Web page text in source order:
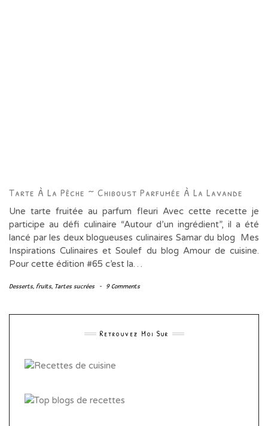
Tarte À La Pêche ~ Chiboust Parfumée À La Lavande
Une tarte fruitée au parfum fleuri Avec cette recette je
participe au défi culinaire “Autour d’un ingrédient”, il a été
lancé par les deux blogueuses culinaires Samar du blog Mes
Inspirations Culinaires et Soulef du blog Amour de cuisine.
Pour cette édition #65 c’est la…
Desserts, fruits, Tartes sucrées - 9 Comments
Retrouvez Moi Sur